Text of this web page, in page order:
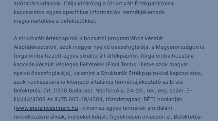
adótanácsadásnak. Célja kizárólag a Strukturált Értékpapírokkal
kapcsolatos egyes specifikus információk, termékjellemzők
megismertetése a befektetőkkel.
A strukturált értékpapírok kibocsátói programjához készült
Alaptájékoztatók, azok magyar nyelvű összefoglalója, a Magyarországon is
forgalomba hozott egyes strukturált értékpapírok forgalomba hozatala
kapcsán készült Végleges Feltételek (Final Terms, illetve azok magyar
nyelvű összefoglalója), valamint a Strukturált Értékpapírokkal kapcsolatos,
azok kockázataira is kiterjedő általános terméktájékoztató az Erste
Befektetési Zrt. (1138 Budapest, Népfürdő u. 24-26., tev. eng. szám: E-
III/444/4008 és III/75.005-19/4004, tőzsdetagság: BÉT) honlapján
(www.ersteinvestment.hu –címen az egyes termékek aloldalán)
rendelkezésre állnak, melyeket kérjük, figyelmesen olvasson el. Befektetési